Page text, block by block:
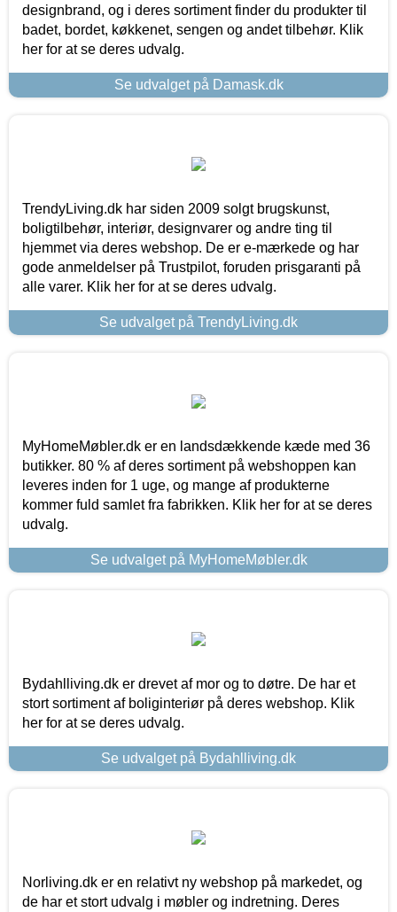
designbrand, og i deres sortiment finder du produkter til
badet, bordet, køkkenet, sengen og andet tilbehør. Klik
her for at se deres udvalg.
Se udvalget på Damask.dk
TrendyLiving.dk har siden 2009 solgt brugskunst,
boligtilbehør, interiør, designvarer og andre ting til
hjemmet via deres webshop. De er e-mærkede og har
gode anmeldelser på Trustpilot, foruden prisgaranti på
alle varer. Klik her for at se deres udvalg.
Se udvalget på TrendyLiving.dk
MyHomeMøbler.dk er en landsdækkende kæde med 36
butikker. 80 % af deres sortiment på webshoppen kan
leveres inden for 1 uge, og mange af produkterne
kommer fuld samlet fra fabrikken. Klik her for at se deres
udvalg.
Se udvalget på MyHomeMøbler.dk
Bydahlliving.dk er drevet af mor og to døtre. De har et
stort sortiment af boliginteriør på deres webshop. Klik
her for at se deres udvalg.
Se udvalget på Bydahlliving.dk
Norliving.dk er en relativt ny webshop på markedet, og
de har et stort udvalg i møbler og indretning. Deres